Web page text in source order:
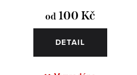
od 100 Kč
DETAIL